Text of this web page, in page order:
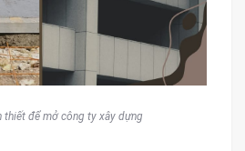
thiết để mở công ty xây dựng